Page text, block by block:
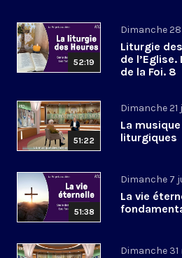
52:19
Dimanche
Liturgie
de
de la Foi. 8
51:22
Dimanche 21
La
liturgiques
51:38
Dimanche 7
La vie
Dimanche 31